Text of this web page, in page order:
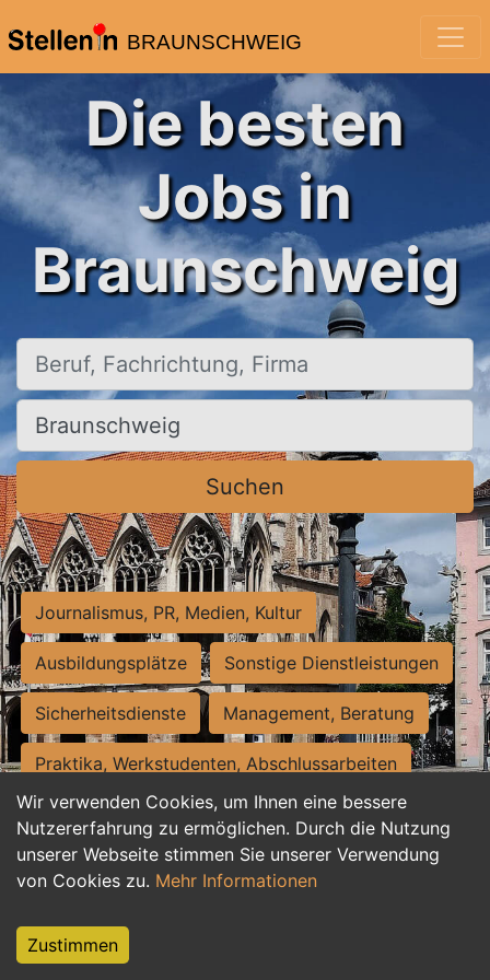
BRAUNSCHWEIG
Wir verwenden Cookies, um Ihnen eine bessere
Nutzererfahrung zu ermöglichen. Durch die Nutzung
unserer Webseite stimmen Sie unserer Verwendung
von Cookies zu. Mehr Informationen
Zustimmen
Die besten
Jobs in
Braunschweig
Beruf, Fachrichtung, Firma
Ort, Stadt
Suchen
Journalismus, PR, Medien, Kultur
Ausbildungsplätze Sonstige Dienstleistungen
Sicherheitsdienste Management, Beratung
Praktika, Werkstudenten, Abschlussarbeiten
Personalwesen Assistenz, Sekretariat
Hilfskräfte, Aushilfs- und Nebenjobs
Weiterbildung, Studium, duale Ausbildung